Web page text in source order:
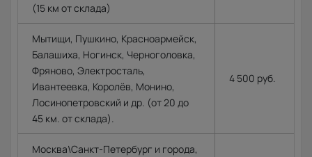
(15 км от склада)
Мытищи, Пушкино, Красноармейск,
Балашиха, Ногинск, Черноголовка,
Фряново, Электросталь,
Ивантеевка, Королёв, Монино,
Лосинопетровский и др. (от 20 до
45 км. от склада).
4 500 руб.
Москва\Санкт-Петербург и города,